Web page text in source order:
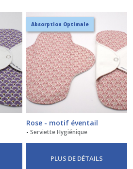
Absorption Optimale
Rose - motif éventail
-Serviette Hygiénique
PLUS DE DÉTAILS